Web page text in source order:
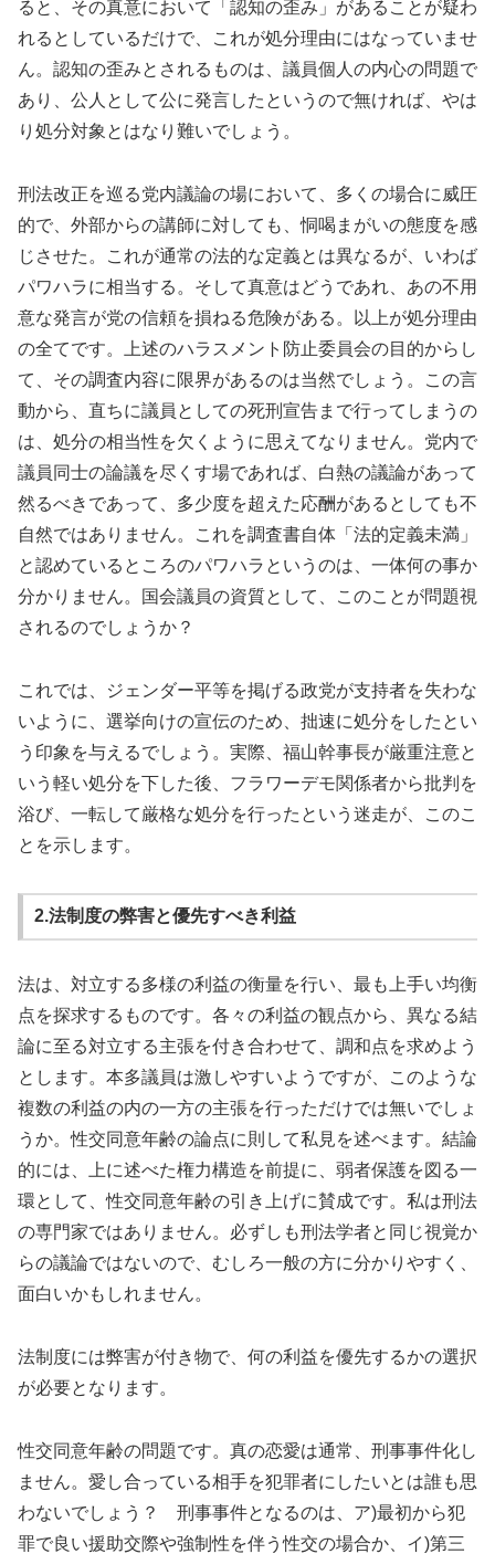
ると、その真意において「認知の歪み」があることが疑わ
れるとしているだけで、これが処分理由にはなっていませ
ん。認知の歪みとされるものは、議員個人の内心の問題で
あり、公人として公に発言したというので無ければ、やは
り処分対象とはなり難いでしょう。
刑法改正を巡る党内議論の場において、多くの場合に威圧
的で、外部からの講師に対しても、恫喝まがいの態度を感
じさせた。これが通常の法的な定義とは異なるが、いわば
パワハラに相当する。そして真意はどうであれ、あの不用
意な発言が党の信頼を損ねる危険がある。以上が処分理由
の全てです。上述のハラスメント防止委員会の目的からし
て、その調査内容に限界があるのは当然でしょう。この言
動から、直ちに議員としての死刑宣告まで行ってしまうの
は、処分の相当性を欠くように思えてなりません。党内で
議員同士の論議を尽くす場であれば、白熱の議論があって
然るべきであって、多少度を超えた応酬があるとしても不
自然ではありません。これを調査書自体「法的定義未満」
と認めているところのパワハラというのは、一体何の事か
分かりません。国会議員の資質として、このことが問題視
されるのでしょうか？
これでは、ジェンダー平等を掲げる政党が支持者を失わな
いように、選挙向けの宣伝のため、拙速に処分をしたとい
う印象を与えるでしょう。実際、福山幹事長が厳重注意と
いう軽い処分を下した後、フラワーデモ関係者から批判を
浴び、一転して厳格な処分を行ったという迷走が、このこ
とを示します。
2.法制度の弊害と優先すべき利益
法は、対立する多様の利益の衡量を行い、最も上手い均衡
点を探求するものです。各々の利益の観点から、異なる結
論に至る対立する主張を付き合わせて、調和点を求めよう
とします。本多議員は激しやすいようですが、このような
複数の利益の内の一方の主張を行っただけでは無いでしょ
うか。性交同意年齢の論点に則して私見を述べます。結論
的には、上に述べた権力構造を前提に、弱者保護を図る一
環として、性交同意年齢の引き上げに賛成です。私は刑法
の専門家ではありません。必ずしも刑法学者と同じ視覚か
らの議論ではないので、むしろ一般の方に分かりやすく、
面白いかもしれません。
法制度には弊害が付き物で、何の利益を優先するかの選択
が必要となります。
性交同意年齢の問題です。真の恋愛は通常、刑事事件化し
ません。愛し合っている相手を犯罪者にしたいとは誰も思
わないでしょう？ 刑事事件となるのは、ア)最初から犯
罪で良い援助交際や強制性を伴う性交の場合か、イ)第三